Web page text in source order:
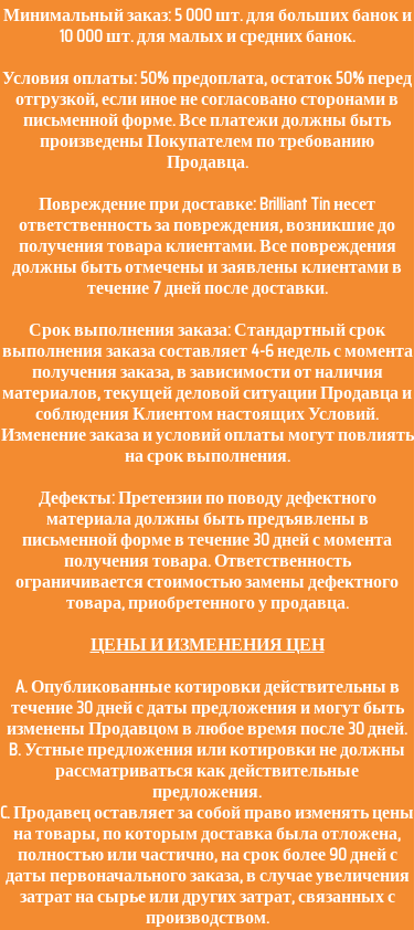
Минимальный заказ: 5 000 шт. для больших банок и
10 000 шт. для малых и средних банок.
Условия оплаты: 50% предоплата, остаток 50% перед
отгрузкой, если иное не согласовано сторонами в
письменной форме. Все платежи должны быть
произведены Покупателем по требованию
Продавца.
Повреждение при доставке: Brilliant Tin несет
ответственность за повреждения, возникшие до
получения товара клиентами. Все повреждения
должны быть отмечены и заявлены клиентами в
течение 7 дней после доставки.
Срок выполнения заказа: Стандартный срок
выполнения заказа составляет 4-6 недель с момента
получения заказа, в зависимости от наличия
материалов, текущей деловой ситуации Продавца и
соблюдения Клиентом настоящих Условий.
Изменение заказа и условий оплаты могут повлиять
на срок выполнения.
Дефекты: Претензии по поводу дефектного
материала должны быть предъявлены в
письменной форме в течение 30 дней с момента
получения товара. Ответственность
ограничивается стоимостью замены дефектного
товара, приобретенного у продавца.
ЦЕНЫ И ИЗМЕНЕНИЯ ЦЕН
A. Опубликованные котировки действительны в
течение 30 дней с даты предложения и могут быть
изменены Продавцом в любое время после 30 дней.
B. Устные предложения или котировки не должны
рассматриваться как действительные
предложения.
C. Продавец оставляет за собой право изменять цены
на товары, по которым доставка была отложена,
полностью или частично, на срок более 90 дней с
даты первоначального заказа, в случае увеличения
затрат на сырье или других затрат, связанных с
производством.
Устойчивость
Новости